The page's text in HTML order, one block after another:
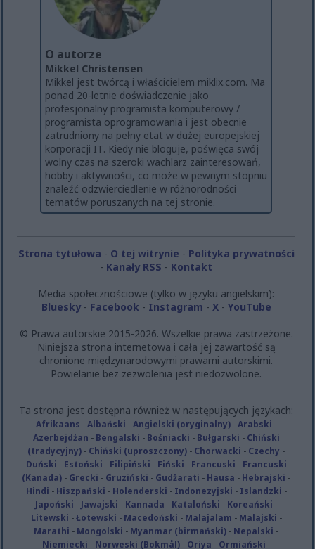
O autorze
Mikkel Christensen
Mikkel jest twórcą i właścicielem miklix.com. Ma
ponad 20-letnie doświadczenie jako
profesjonalny programista komputerowy /
programista oprogramowania i jest obecnie
zatrudniony na pełny etat w dużej europejskiej
korporacji IT. Kiedy nie bloguje, poświęca swój
wolny czas na szeroki wachlarz zainteresowań,
hobby i aktywności, co może w pewnym stopniu
znaleźć odzwierciedlenie w różnorodności
tematów poruszanych na tej stronie.
Strona tytułowa - O tej witrynie - Polityka prywatności
- Kanały RSS - Kontakt
Media społecznościowe (tylko w języku angielskim):
Bluesky- Facebook - Instagram - X- YouTube
© Prawa autorskie 2015-2026. Wszelkie prawa zastrzeżone.
Niniejsza strona internetowa i cała jej zawartość są
chronione międzynarodowymi prawami autorskimi.
Powielanie bez zezwolenia jest niedozwolone.
Ta strona jest dostępna również w następujących językach:
Afrikaans -Albański -Angielski (oryginalny)-Arabski -
Azerbejdżan - Bengalski - Bośniacki - Bułgarski - Chiński
(tradycyjny) - Chiński (uproszczony) - Chorwacki - Czechy -
Duński - Estoński - Filipiński - Fiński - Francuski - Francuski
(Kanada) - Grecki - Gruziński - Gudżarati - Hausa - Hebrajski -
Hindi - Hiszpański - Holenderski - Indonezyjski - Islandzki -
Japoński - Jawajski - Kannada - Kataloński - Koreański -
Litewski -Łotewski - Macedoński - Malajalam - Malajski -
Marathi - Mongolski - Myanmar (birmański) - Nepalski -
Niemiecki - Norweski (Bokmål)- Oriya - Ormiański -